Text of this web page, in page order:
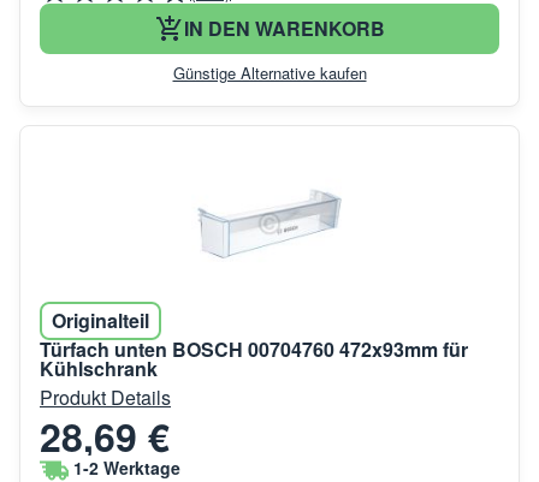
IN DEN WARENKORB
Günstige Alternative kaufen
Originalteil
Türfach unten BOSCH 00704760 472x93mm für
Kühlschrank
Produkt Details
28,69 €
1-2 Werktage